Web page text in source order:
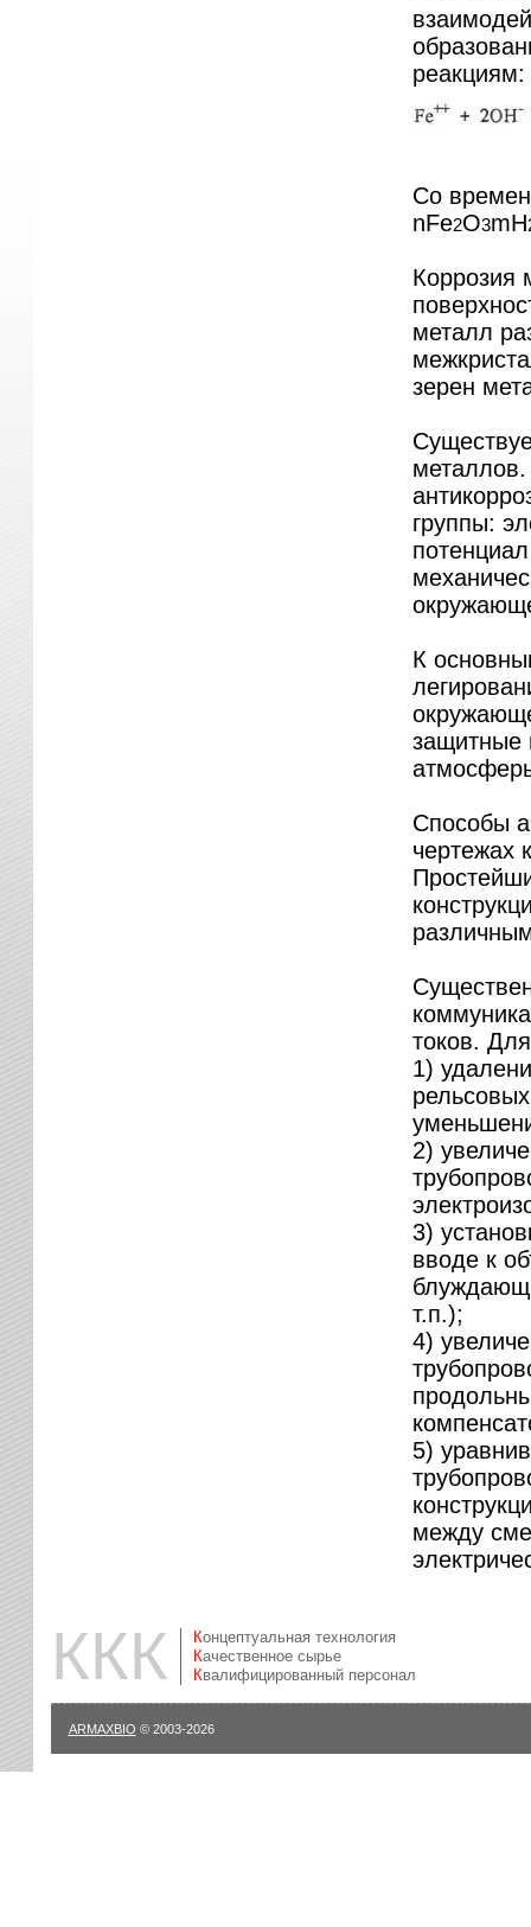
реакциям:
Со
nFe2O3mH
Коррозия
металл
зерен
группы:
К
защитные
Способы
чертежах
токов.
1)
2)
3)
вводе к
т.п.);
4)
5)
между
ККК
Концептуальная технология
Качественное сырье
Квалифицированный персонал
ARMAXBIO © 2003-2026